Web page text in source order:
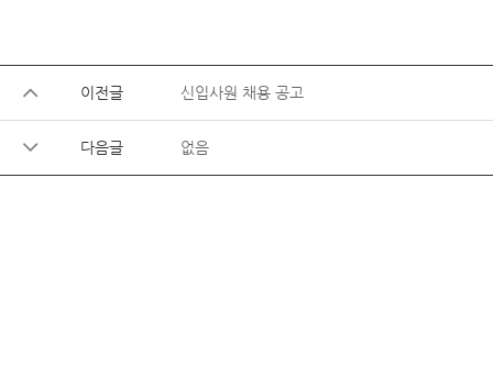
이전글 신입사원 채용 공고
다음글 없음